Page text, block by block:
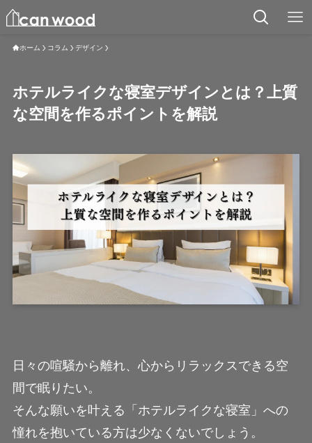
ホーム コラム デザイン
ホテルライクな寝室デザインとは？上質
な空間を作るポイントを解説
日々の喧騒から離れ、心からリラックスできる空
間で眠りたい。
そんな願いを叶える「ホテルライクな寝室」への
憧れを抱いている方は少なくないでしょう。